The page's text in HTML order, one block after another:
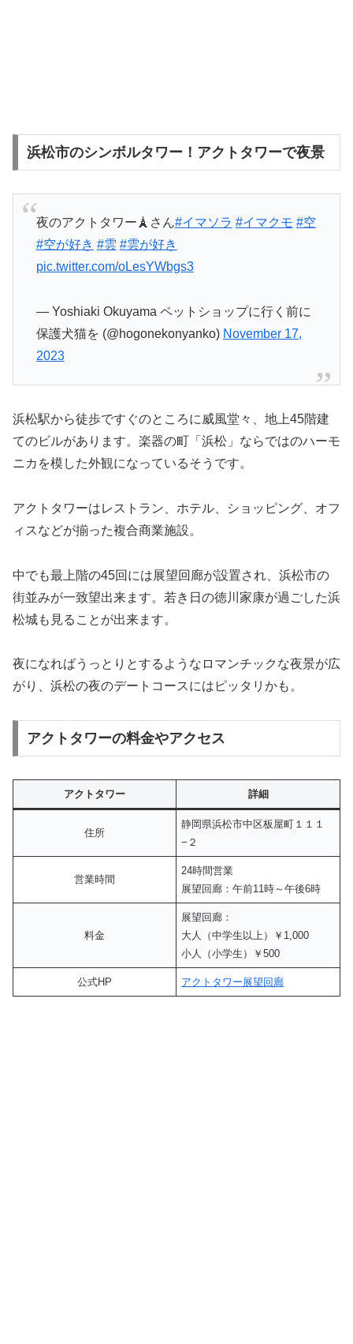
浜松市のシンボルタワー！アクトタワーで夜景
夜のアクトタワー🗼さん#イマソラ #イマクモ #空
#空が好き #雲 #雲が好き
pic.twitter.com/oLesYWbgs3
— Yoshiaki Okuyama ペットショップに行く前に
保護犬猫を (@hogonekonyanko) November 17,
2023
浜松駅から徒歩ですぐのところに威風堂々、地上45階建
てのビルがあります。楽器の町「浜松」ならではのハーモ
ニカを模した外観になっているそうです。
アクトタワーはレストラン、ホテル、ショッピング、オフ
ィスなどが揃った複合商業施設。
中でも最上階の45回には展望回廊が設置され、浜松市の
街並みが一致望出来ます。若き日の徳川家康が過ごした浜
松城も見ることが出来ます。
夜になればうっとりとするようなロマンチックな夜景が広
がり、浜松の夜のデートコースにはピッタリかも。
アクトタワーの料金やアクセス
アクトタワー 詳細
住所
静岡県浜松市中区板屋町１１１
−２
営業時間
24時間営業
展望回廊：午前11時～午後6時
料金
展望回廊：
大人（中学生以上）￥1,000
小人（小学生）￥500
公式HP アクトタワー展望回廊